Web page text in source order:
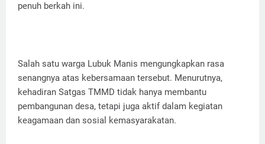
penuh berkah ini.
Salah satu warga Lubuk Manis mengungkapkan rasa
senangnya atas kebersamaan tersebut. Menurutnya,
kehadiran Satgas TMMD tidak hanya membantu
pembangunan desa, tetapi juga aktif dalam kegiatan
keagamaan dan sosial kemasyarakatan.